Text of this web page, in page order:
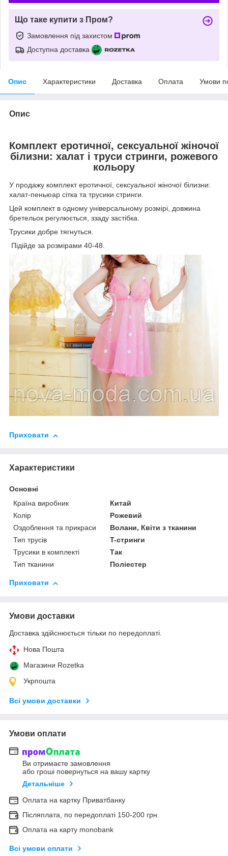
Що таке купити з Пром?
Замовлення під захистом
Доступна доставка
Опис Характеристики Доставка Оплата Умови
Опис
Комплект еротичної, сексуальної жіночої
білизни: халат і труси стринги, рожевого
кольору
У продажу комплект еротичної, сексуальної жіночої білизни:
халат-пеньюар сітка та трусики стринги.
Цей комплект в одному універсальному розмірі, довжина
бретельок регулюється, ззаду застібка.
Трусики добре тягнуться.
Підійде за розмірами 40-48.
Приховати
Характеристики
Основні
Країна виробник
Китай
Колір
Рожевий
Оздоблення та прикраси
Волани, Квіти з тканини
Тип трусів
T-стринги
Трусики в комплекті
Так
Тип тканини
Поліестер
Приховати
Умови доставки
Доставка здійснюється тільки по передоплаті.
Нова Пошта
Магазини Rozetka
Укрпошта
Всі умови доставки
Умови оплати
Ви отримаєте замовлення
або гроші повернуться на вашу картку
Детальніше
Оплата на картку Приватбанку
Післяплата, по передоплаті 150-200 грн.
Оплата на карту monobank
Всі умови оплати